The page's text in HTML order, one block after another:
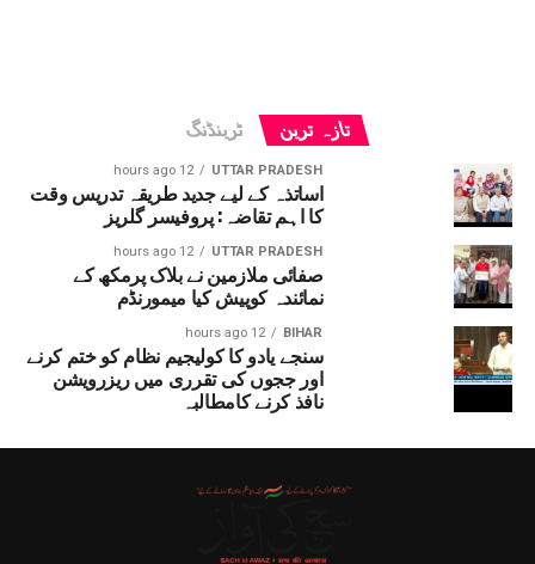
تازہ ترین ٹرینڈنگ
UTTAR PRADESH
12 hours ago
اساتذہ کے لیے جدید طریقہ تدریس وقت
کا اہم تقاضہ: پروفیسر گلریز
UTTAR PRADESH
12 hours ago
صفائی ملازمین نے بلاک پرمکھ کے
نمائندہ کوپیش کیا میمورنڈم
BIHAR
12 hours ago
سنجے یادو کا کولیجیم نظام کو ختم کرنے
اور ججوں کی تقرری میں ریزرویشن
نافذ کرنے کامطالبہ